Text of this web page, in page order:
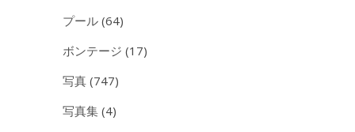
プール (64)
ボンテージ (17)
写真 (747)
写真集 (4)